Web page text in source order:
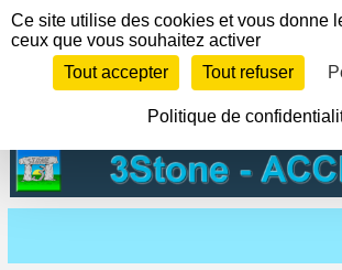
Panneau de gestion des cookies
Ce site utilise des cookies et vous donne
ceux que vous souhaitez activer
Tout accepter
Tout refuser
Politique de